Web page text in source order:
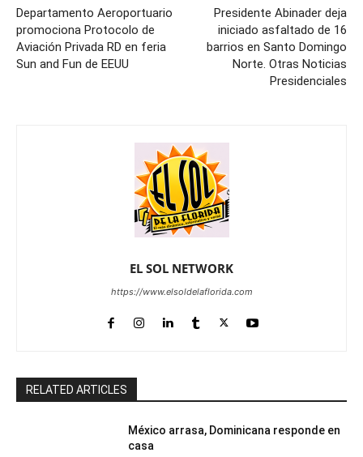
Departamento Aeroportuario
promociona Protocolo de
Aviación Privada RD en feria
Sun and Fun de EEUU
Presidente Abinader deja
iniciado asfaltado de 16
barrios en Santo Domingo
Norte. Otras Noticias
Presidenciales
EL SOL NETWORK
https://www.elsoldelaflorida.com
RELATED ARTICLES
México arrasa, Dominicana responde en
casa